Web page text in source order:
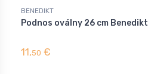
BENEDIKT
Podnos oválny 26 cm Benedikt
11,50 €